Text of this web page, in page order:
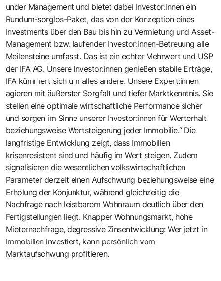
under Management und bietet dabei Investor:innen ein
Rundum-sorglos-Paket, das von der Konzeption eines
Investments über den Bau bis hin zu Vermietung und Asset-
Management bzw. laufender Investor:innen-Betreuung alle
Meilensteine umfasst. Das ist ein echter Mehrwert und USP
der IFA AG. Unsere Investor:innen genießen stabile Erträge,
IFA kümmert sich um alles andere. Unsere Expert:innen
agieren mit äußerster Sorgfalt und tiefer Marktkenntnis. Sie
stellen eine optimale wirtschaftliche Performance sicher
und sorgen im Sinne unserer Investor:innen für Werterhalt
beziehungsweise Wertsteigerung jeder Immobilie.“ Die
langfristige Entwicklung zeigt, dass Immobilien
krisenresistent sind und häufig im Wert steigen. Zudem
signalisieren die wesentlichen volkswirtschaftlichen
Parameter derzeit einen Aufschwung beziehungsweise eine
Erholung der Konjunktur, während gleichzeitig die
Nachfrage nach leistbarem Wohnraum deutlich über den
Fertigstellungen liegt. Knapper Wohnungsmarkt, hohe
Mieternachfrage, degressive Zinsentwicklung: Wer jetzt in
Immobilien investiert, kann persönlich vom
Marktaufschwung profitieren.